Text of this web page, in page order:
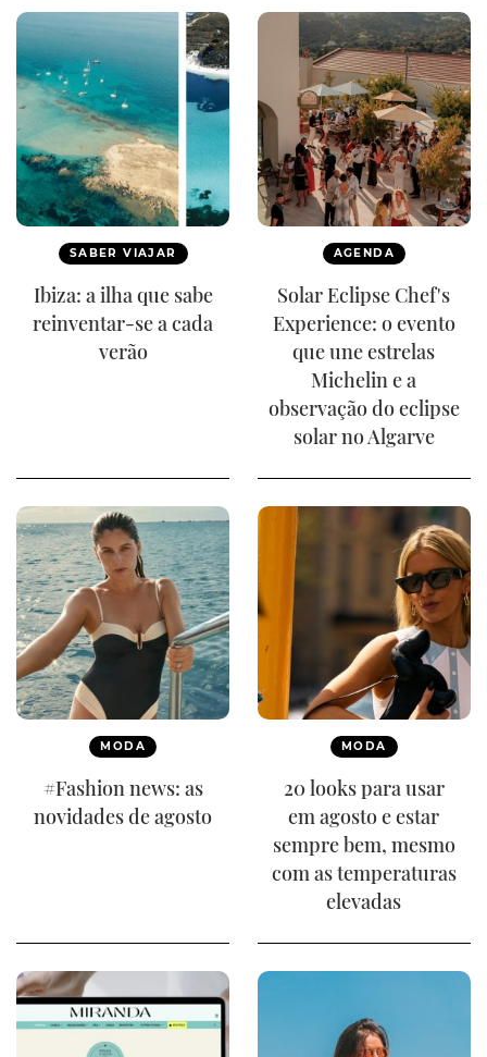
SABER VIAJAR
Ibiza: a ilha que sabe
reinventar-se a cada
verão
AGENDA
Solar Eclipse Chef's
Experience: o evento
que une estrelas
Michelin e a
observação do eclipse
solar no Algarve
MODA
#Fashion news: as
novidades de agosto
MODA
20 looks para usar
em agosto e estar
sempre bem, mesmo
com as temperaturas
elevadas